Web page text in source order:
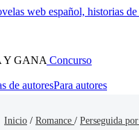
Y GANA Concurso
de autoresPara autores
Inicio / Romance / Perseguida